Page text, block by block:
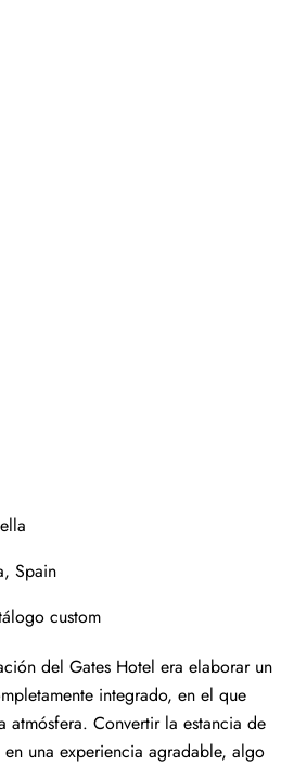
Spain
custom
del Gates Hotel era elaborar un
integrado, en el que
atmósfera. Convertir la estancia de
una experiencia agradable, algo